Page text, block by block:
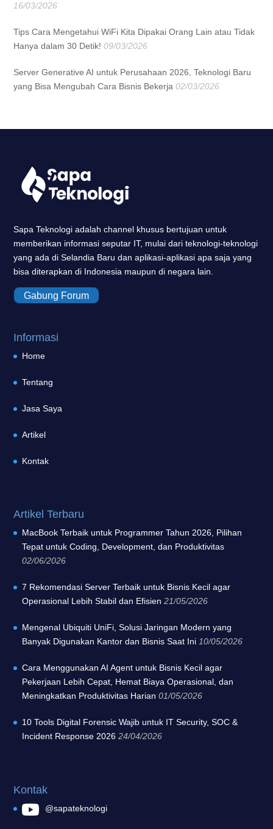
16/03/2026
Tips Cara Mengetahui WiFi Kita Dipakai Orang Lain atau Tidak
Hanya dalam 30 Detik! 09/03/2026
Server Generative AI untuk Perusahaan 2026, Teknologi Baru
yang Bisa Mengubah Cara Bisnis Bekerja 02/03/2026
Sapa Teknologi adalah channel khusus bertujuan untuk
memberikan informasi seputar IT, mulai dari teknologi-teknologi
yang ada di Selandia Baru dan aplikasi-aplikasi apa saja yang
bisa diterapkan di Indonesia maupun di negara lain.
Gabung Forum
Informasi
Home
Tentang
Jasa Saya
Artikel
Kontak
Artikel Terbaru
MacBook Terbaik untuk Programmer Tahun 2026, Pilihan
Tepat untuk Coding, Development, dan Produktivitas
02/06/2026
7 Rekomendasi Server Terbaik untuk Bisnis Kecil agar
Operasional Lebih Stabil dan Efisien 21/05/2026
Mengenal Ubiquiti UniFi, Solusi Jaringan Modern yang
Banyak Digunakan Kantor dan Bisnis Saat Ini 10/05/2026
Cara Menggunakan AI Agent untuk Bisnis Kecil agar
Pekerjaan Lebih Cepat, Hemat Biaya Operasional, dan
Meningkatkan Produktivitas Harian 01/05/2026
10 Tools Digital Forensic Wajib untuk IT Security, SOC &
Incident Response 2026 24/04/2026
Kontak
@sapateknologi